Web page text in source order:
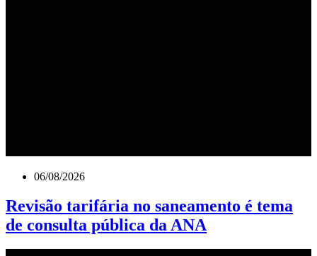
06/08/2026
Revisão tarifária no saneamento é tema
de consulta pública da ANA